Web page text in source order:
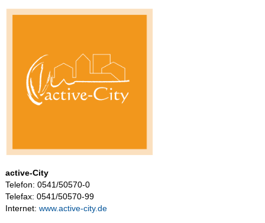
active-City
Telefon: 0541/50570-0
Telefax: 0541/50570-99
Internet: www.active-city.de